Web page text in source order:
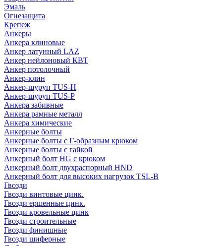
Эмаль
Огнезащита
Крепеж
Анкеры
Анкера клиновые
Анкер латунный LAZ
Анкер нейлоновый КВТ
Анкер потолочный
Анкер-клин
Анкер-шуруп TUS-H
Анкер-шуруп TUS-P
Анкера забивные
Анкера рамные металл
Анкера химические
Анкерные болты
Анкерные болты с Г-образным крюком
Анкерные болты с гайкой
Анкерный болт HG с крюком
Анкерный болт двухраспорный HND
Анкерный болт для высоких нагрузок TSL-B
Гвозди
Гвозди винтовые цинк.
Гвозди ершенные цинк.
Гвозди кровельные цинк
Гвозди строительные
Гвозди финишные
Гвозди шиферные